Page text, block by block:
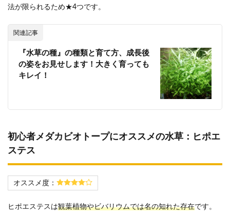
法が限られるため★4つです。
関連記事
『水草の種』の種類と育て方、成長後
の姿をお見せします！大きく育っても
キレイ！
初心者メダカビオトープにオススメの水草：ヒポエ
ステス
オススメ度：
ヒポエステスは観葉植物やビバリウムでは名の知れた存在です。